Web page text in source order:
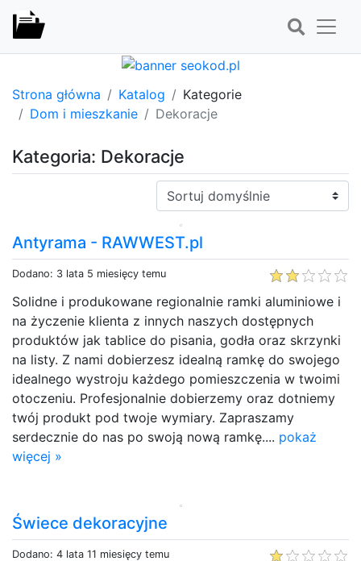
Strona główna Katalog
Kategorie
Dom i mieszkanie
Dekoracje
Kategoria: Dekoracje
Sortuj:
Antyrama - RAWWEST.pl
Dodano: 3 lata 5 miesięcy temu
Solidne i produkowane regionalnie ramki aluminiowe i
na życzenie klienta z innych naszych dostępnych
produktów jak tablice do pisania, godła oraz skrzynki
na listy. Z nami dobierzesz idealną ramkę do swojego
idealnego wystroju każdego pomieszczenia w twoimi
otoczeniu. Profesjonalnie dobierzemy oraz dotniemy
twój produkt pod twoje wymiary. Zapraszamy
serdecznie do nas po swoją nową ramkę.... pokaż
więcej »
Świece dekoracyjne
Dodano: 4 lata 11 miesięcy temu